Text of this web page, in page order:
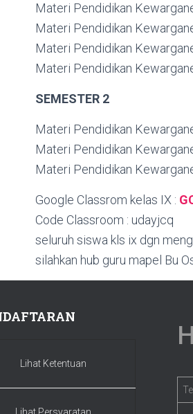
Materi Pendidikan
Materi Pendidikan
Materi Pendidikan
Materi Pendidikan
SEMESTER 2
Materi Pendidikan
Materi Pendidikan
Materi Pendidikan
Google Classrom kelas IX :
Code Classroom : udayjcq
seluruh siswa kls ix dgn
silahkan hub guru mapel Bu
Lihat Ketentuan